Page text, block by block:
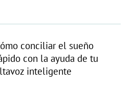
conciliar el sueño
con la ayuda de tu
inteligente